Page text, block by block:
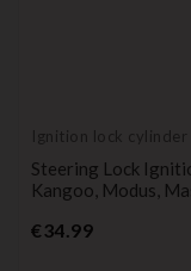
Ignition lock cylinder
Steering Lock
Kangoo, Modus,
€34.99Price